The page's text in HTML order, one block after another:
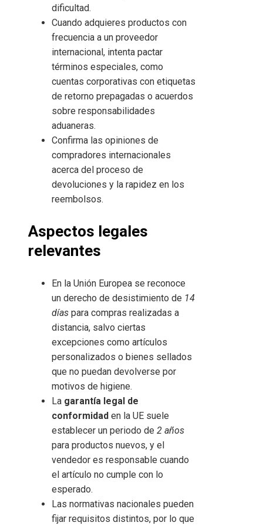
dificultad.
Cuando adquieres productos con
frecuencia a un proveedor
internacional, intenta pactar
términos especiales, como
cuentas corporativas con etiquetas
de retorno prepagadas o acuerdos
sobre responsabilidades
aduaneras.
Confirma las opiniones de
compradores internacionales
acerca del proceso de
devoluciones y la rapidez en los
reembolsos.
Aspectos legales
relevantes
En la Unión Europea se reconoce
un derecho de desistimiento de 14
días para compras realizadas a
distancia, salvo ciertas
excepciones como artículos
personalizados o bienes sellados
que no puedan devolverse por
motivos de higiene.
La garantía legal de
conformidad en la UE suele
establecer un periodo de 2 años
para productos nuevos, y el
vendedor es responsable cuando
el artículo no cumple con lo
esperado.
Las normativas nacionales pueden
fijar requisitos distintos, por lo que